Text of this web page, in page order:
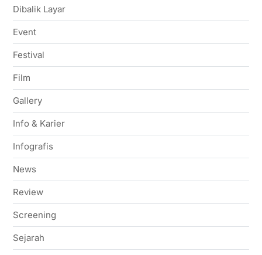
Dibalik Layar
Event
Festival
Film
Gallery
Info & Karier
Infografis
News
Review
Screening
Sejarah